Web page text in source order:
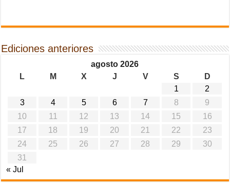
Ediciones anteriores
agosto 2026
L
M X J V S
D
1
2
3
4 5 6 7 8
9
10
11 12 13 14 15
16
17
18 19 20 21 22
23
24
25 26 27 28 29
30
31
« Jul